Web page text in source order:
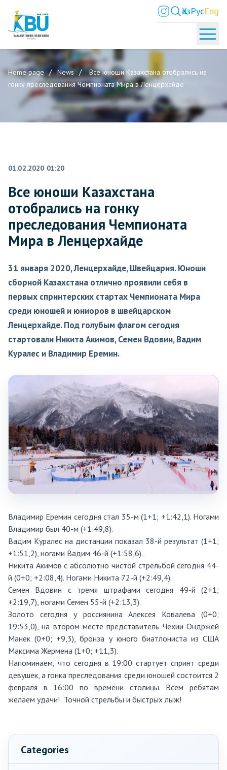
ҚазРусEng
Home page News
Все юноши Казахстана отобрались на
гонку преследования Чемпионата Мира в Ленцерхайде
01.02.2020 01:20
Все юноши Казахстана
отобрались на гонку
преследования Чемпионата
Мира в Ленцерхайде
31 января 2020, Ленцерхайде, Швейцария. Юноши
сборной Казахстана отлично проявили себя в
первых спринтерских стартах Чемпионата Мира
среди юношей и юниоров в швейцарском
Ленцерхайде. Под голубым флагом сегодня
стартовали Никита Акимов, Семен Вдовин, Вадим
Куралес и Владимир Еремин.
Владимир Еремин сегодня стал 35-м (1+1; +1:42,1). Ногами
Владимир был 40-м (+1:49,8).
Вадим Куралес на дистанции показал 38-й результат (1+1;
+1:51,2), ногами Вадим 46-й (+1:58,6).
Никита Акимов с абсолютно чистой стрельбой сегодня 44-
й (0+0; +2:08,4). Ногами Никита 72-й (+2:49,4).
Семен Вдовин с тремя штрафами сегодня 49-й (2+1;
+2:19,7), ногами Семен 55-й (+2:13,3).
Золото сегодня у россиянина Алексея Ковалева (0+0;
19:53,0), на втором месте представитель Чехии Ондржей
Манек (0+0; +9,3), бронза у юного биатлониста из США
Максима Жермена (1+0; +11,3).
Напоминаем, что сегодня в 19:00 стартует спринт среди
девушек, а гонка преследования среди юношей состоится 2
февраля в 16:00 по времени столицы. Всем ребятам
желаем удачи! Точной стрельбы и быстрых лыж!
Categories